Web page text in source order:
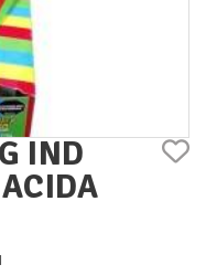
IND